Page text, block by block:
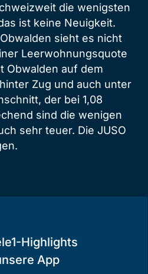
die wenigsten
ist keine Neuigkeit.
sieht es nicht
Leerwohnungsquote
Obwalden auf dem
Zug und auch unter
der bei 1,08
sind die wenigen
sehr teuer. Die JUSO
Highlights
App